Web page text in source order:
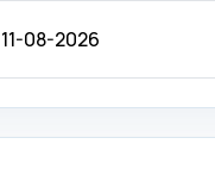
11-08-2026